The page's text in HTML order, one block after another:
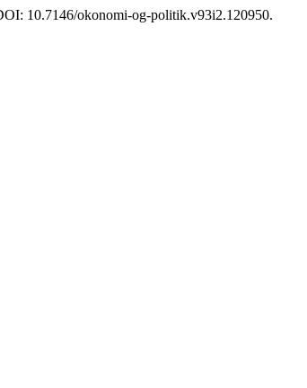
10.7146/okonomi-og-politik.v93i2.120950.